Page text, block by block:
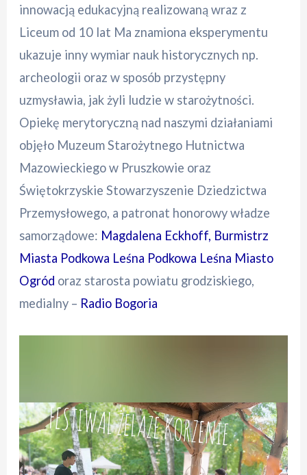
innowacją edukacyjną realizowaną wraz z
Liceum od 10 lat Ma znamiona eksperymentu
ukazuje inny wymiar nauk historycznych np.
archeologii oraz w sposób przystępny
uzmysławia, jak żyli ludzie w starożytności.
Opiekę merytoryczną nad naszymi działaniami
objęło Muzeum Starożytnego Hutnictwa
Mazowieckiego w Pruszkowie oraz
Świętokrzyskie Stowarzyszenie Dziedzictwa
Przemysłowego, a patronat honorowy władze
samorządowe: Magdalena Eckhoff, Burmistrz
Miasta Podkowa Leśna Podkowa Leśna Miasto
Ogród oraz starosta powiatu grodziskiego,
medialny – Radio Bogoria